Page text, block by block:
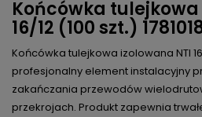
Końcówka
16/12 (100 szt.)
Końcówka tulejkowa izolowana NTI
profesjonalny element instalacyjny
zakańczania przewodów
przekrojach. Produkt zapewnia